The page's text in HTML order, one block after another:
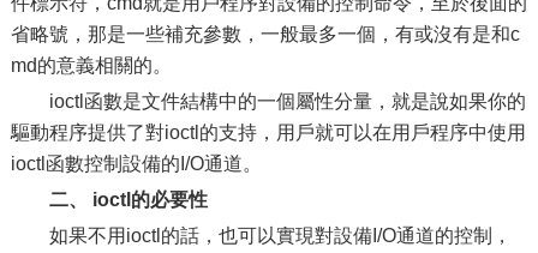
省略號，那是一些補充參數，一般最多一個，有或沒有是和c
md的意義相關的。
ioctl函數是文件結構中的一個屬性分量，就是說如果你的
驅動程序提供了對ioctl的支持，用戶就可以在用戶程序中使用
ioctl函數控制設備的I/O通道。
二、 ioctl的必要性
如果不用ioctl的話，也可以實現對設備I/O通道的控制，